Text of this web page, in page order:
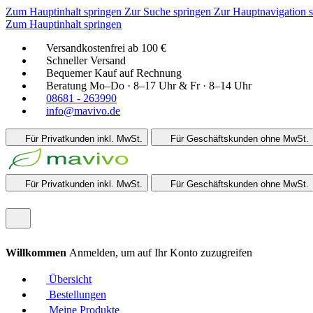
Zum Hauptinhalt springen Zur Suche springen Zur Hauptnavigation
Zum Hauptinhalt springen
Versandkostenfrei ab 100 €
Schneller Versand
Bequemer Kauf auf Rechnung
Beratung Mo–Do · 8–17 Uhr & Fr · 8–14 Uhr
08681 - 263990
info@mavivo.de
Für Privatkunden inkl. MwSt. Für Geschäftskunden ohne MwSt.
Für Privatkunden inkl. MwSt. Für Geschäftskunden ohne MwSt.
Willkommen Anmelden, um auf Ihr Konto zuzugreifen
Übersicht
Bestellungen
Meine Produkte